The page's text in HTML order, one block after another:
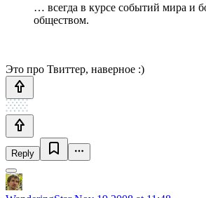
… всегда в курсе событий мира и
обществом.
Это про Твиттер, наверное :)
Reply